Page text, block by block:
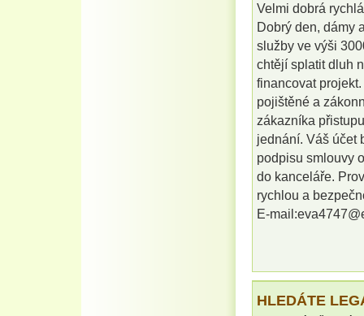
Velmi dobrá
Dobrý den, dámy
služby ve výši
chtějí splatit dluh
financovat
pojištěné a
zákazníka
jednání. Váš účet
podpisu smlouvy
do kanceláře.
rychlou a
E-
HLEDÁTE